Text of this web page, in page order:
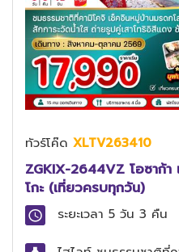
ทัวร์โค๊ด XLTV263410
ZGKIX-2644VZ โอซาก้า
โกะ (เที่ยวครบทุกวัน)
ระยะเวลา 5 วัน 3 คืน